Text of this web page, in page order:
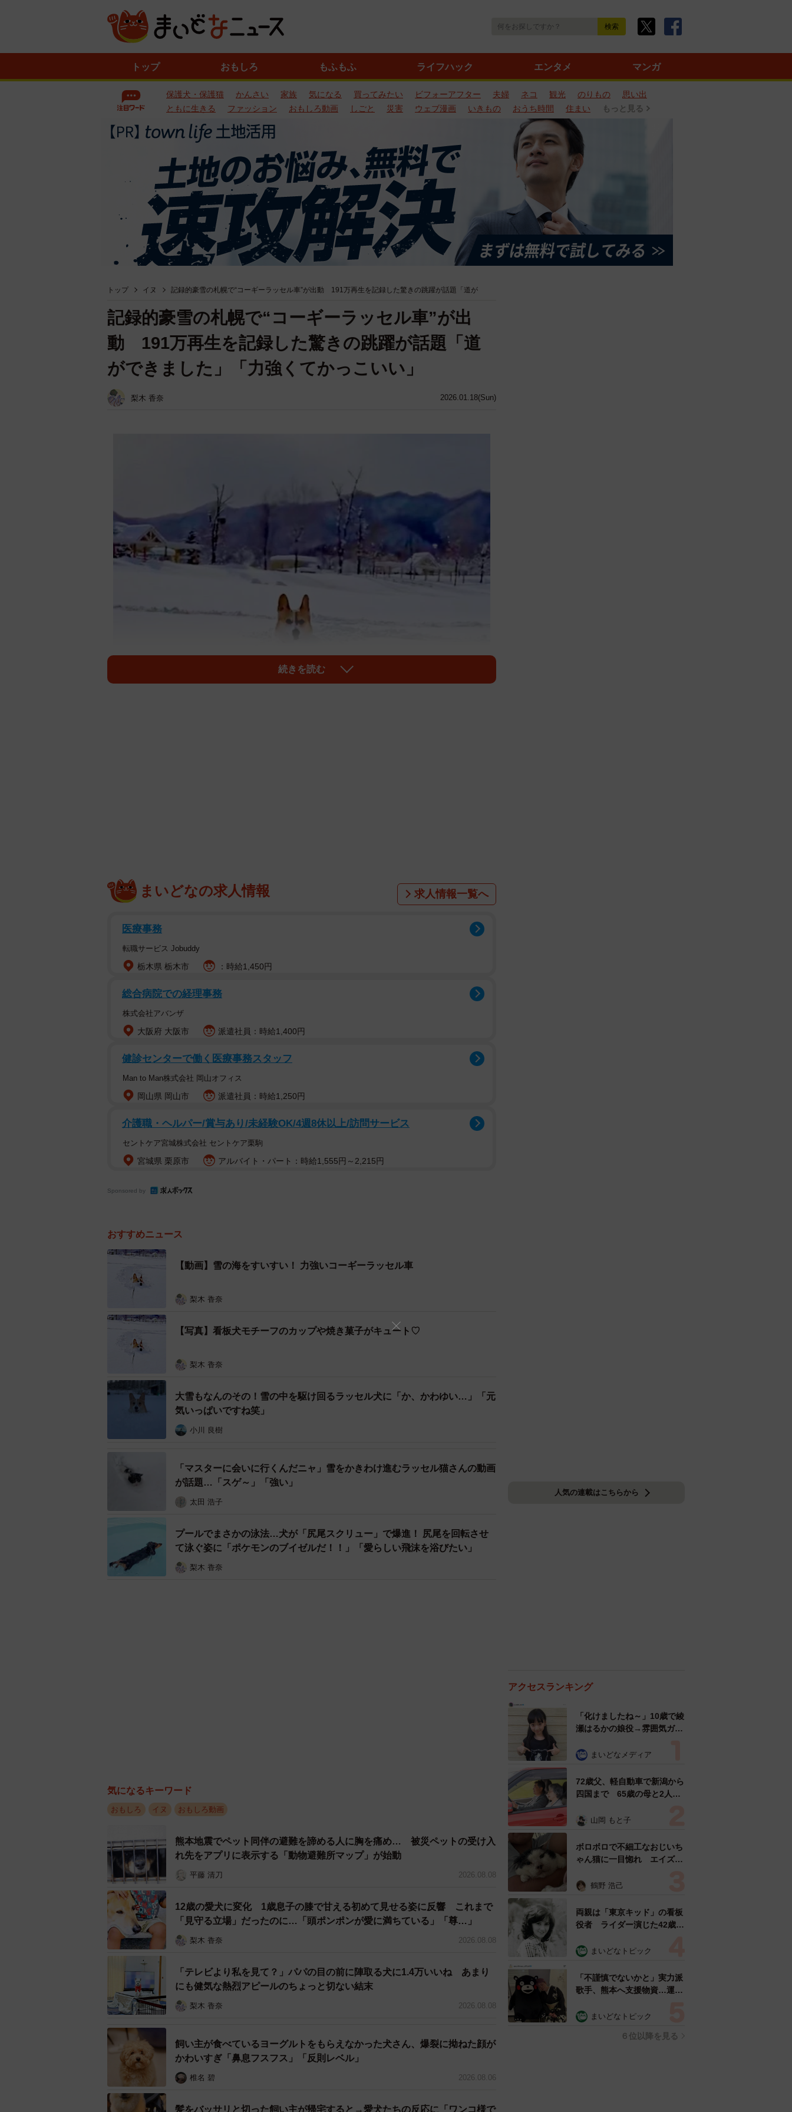
トップ おもしろ もふもふ ライフハック エンタメ マンガ
保護犬・保護猫 かんさい 家族 気になる 買ってみたい ビフォーアフター 夫婦 ネコ 観光 のりもの
思い出
ともに生きる
ファッション おもしろ動画 しごと 災害 ウェブ漫画 いきもの おうち時間 住まい もっと見る
トップ イヌ 記録的豪雪の札幌で“コーギーラッセル車”が出動 191万再生を記録した驚きの跳躍が話題「道が
2026.01.18(Sun)
記録的豪雪の札幌で“コーギーラッセル車”が出
動 191万再生を記録した驚きの跳躍が話題「道
ができました」「力強くてかっこいい」
梨木 香奈
そんなコメントが添えられた動画がSNSで大反響を呼んでいます。映っているのは、ウェル
シュ・コーギー・ペンブロークの「こいたろう」くん（8歳・男の子）。北海道・札幌市に
雪をかき分けて前へ進むこいたろうくん（画像提供：看板犬こいたろうとtetさん）
動画には、足跡ひとつない、まっさらで深く積もった雪の向こうから、ぴょんぴょんと力強
く飛び跳ねてこちらへ向かってくるこいたろうくんの姿が。
ね上がってぐんぐんと前進！
続きを読む
まいどなの求人情報 求人情報一覧へ
医療事務
転職サービス Jobuddy
栃木県 栃木市 ：時給1,450円
総合病院での経理事務
株式会社アバンザ
大阪府 大阪市 派遣社員：時給1,400円
健診センターで働く医療事務スタッフ
Man to Man株式会社 岡山オフィス
岡山県 岡山市 派遣社員：時給1,250円
介護職・ヘルパー/賞与あり/未経験OK/4週8休以上/訪問サービス
セントケア宮城株式会社 セントケア栗駒
宮城県 栗原市 アルバイト・パート：時給1,555円～2,215円
Sponsored by
おすすめニュース
【動画】雪の海をすいすい！ 力強いコーギーラッセル車
梨木 香奈
【写真】看板犬モチーフのカップや焼き菓子がキュート♡
梨木 香奈
大雪もなんのその！雪の中を駆け回るラッセル犬に「か、かわゆい…」「元
気いっぱいですね笑」
小川 良樹
「マスターに会いに行くんだニャ」雪をかきわけ進むラッセル猫さんの動画
が話題…「スゲ～」「強い」
太田 浩子
プールでまさかの泳法…犬が「尻尾スクリュー」で爆進！ 尻尾を回転させ
て泳ぐ姿に「ポケモンのブイゼルだ！！」「愛らしい飛沫を浴びたい」
梨木 香奈
気になるキーワード
おもしろ イヌ おもしろ動画
熊本地震でペット同伴の避難を諦める人に胸を痛め… 被災ペットの受け入
れ先をアプリに表示する「動物避難所マップ」が始動
平藤 清刀 2026.08.08
12歳の愛犬に変化 1歳息子の膝で甘える初めて見せる姿に反響 これまで
「見守る立場」だったのに…「頭ポンポンが愛に満ちている」「尊…」
梨木 香奈 2026.08.08
「テレビより私を見て？」パパの目の前に陣取る犬に1.4万いいね あまり
にも健気な熱烈アピールのちょっと切ない結末
梨木 香奈 2026.08.08
飼い主が食べているヨーグルトをもらえなかった犬さん、爆裂に拗ねた顔が
かわいすぎ「鼻息フスフス」「反則レベル」
椎名 碧 2026.08.06
髪をバッサリと切った飼い主が帰宅すると→愛犬たちの反応に「ワンコ様で
人気の連載はこちらから
アクセスランキング
「化けましたね～」10歳で綾
瀬はるかの娘役→雰囲気ガラ
雰囲気が」「宝塚に入れそ
まいどなメディア
72歳父、軽自動車で新潟から
四国まで 65歳の母と2人で
憩まで分刻み… 「大学生で
山岡 もと子
ボロボロで不細工なおじいち
ゃん猫に一目惚れ エイズだ
暮らすと「おじ猫」だって可
鶴野 浩己
両親は「東京キッド」の看板
役者 ライダー演じた42歳元
ングフォト」計画を明言
む」
まいどなトピック
「不謹慎でないかと」実力派
歌手、熊本へ支援物資…運搬
めらい 「痛いほど伝わる」
まいどなトピック
６位以降を見る